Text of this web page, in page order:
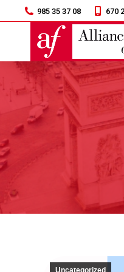
985 35 37 08 670
Uncategorized